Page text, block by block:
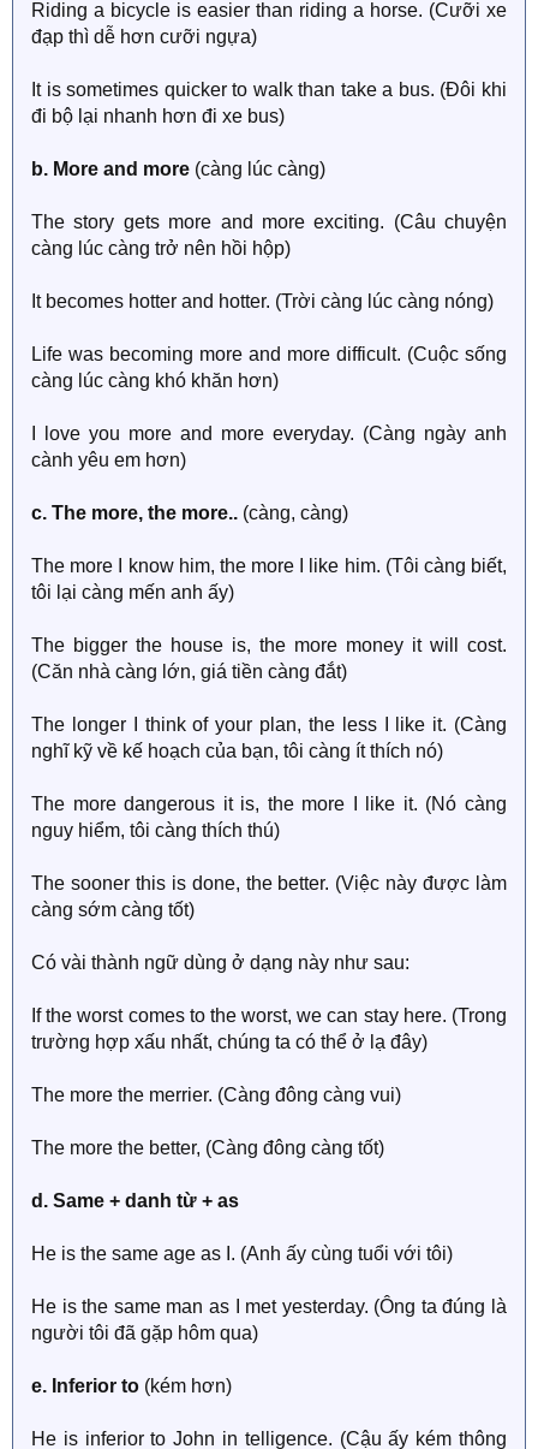
Riding a bicycle is easier than riding a horse. (Cưỡi xe
đạp thì dễ hơn cưỡi ngựa)
It is sometimes quicker to walk than take a bus. (Đôi khi
đi bộ lại nhanh hơn đi xe bus)
b. More and more (càng lúc càng)
The story gets more and more exciting. (Câu chuyện
càng lúc càng trở nên hồi hộp)
It becomes hotter and hotter. (Trời càng lúc càng nóng)
Life was becoming more and more difficult. (Cuộc sống
càng lúc càng khó khăn hơn)
I love you more and more everyday. (Càng ngày anh
cành yêu em hơn)
c. The more, the more.. (càng, càng)
The more I know him, the more I like him. (Tôi càng biết,
tôi lại càng mến anh ấy)
The bigger the house is, the more money it will cost.
(Căn nhà càng lớn, giá tiền càng đắt)
The longer I think of your plan, the less I like it. (Càng
nghĩ kỹ về kế hoạch của bạn, tôi càng ít thích nó)
The more dangerous it is, the more I like it. (Nó càng
nguy hiểm, tôi càng thích thú)
The sooner this is done, the better. (Việc này được làm
càng sớm càng tốt)
Có vài thành ngữ dùng ở dạng này như sau:
If the worst comes to the worst, we can stay here. (Trong
trường hợp xấu nhất, chúng ta có thể ở lạ đây)
The more the merrier. (Càng đông càng vui)
The more the better, (Càng đông càng tốt)
d. Same + danh từ + as
He is the same age as I. (Anh ấy cùng tuổi với tôi)
He is the same man as I met yesterday. (Ông ta đúng là
người tôi đã gặp hôm qua)
e. Inferior to (kém hơn)
He is inferior to John in telligence. (Cậu ấy kém thông